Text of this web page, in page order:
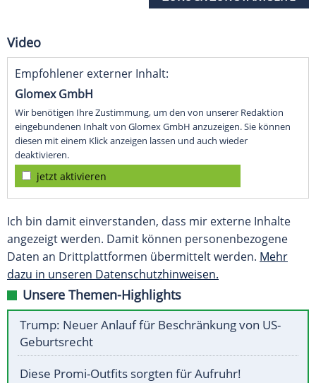
Video
Empfohlener externer Inhalt:
Glomex GmbH
Wir benötigen Ihre Zustimmung, um den von unserer Redaktion
eingebundenen Inhalt von Glomex GmbH anzuzeigen. Sie können
diesen mit einem Klick anzeigen lassen und auch wieder
deaktivieren.
jetzt aktivieren
Ich bin damit einverstanden, dass mir externe Inhalte
angezeigt werden. Damit können personenbezogene
Daten an Drittplattformen übermittelt werden. Mehr
dazu in unseren Datenschutzhinweisen.
Unsere Themen-Highlights
Trump: Neuer Anlauf für Beschränkung von US-
Geburtsrecht
Diese Promi-Outfits sorgten für Aufruhr!